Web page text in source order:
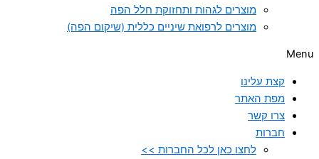
מוצרים לגהות ותחזוקת חלל הפה
מוצרים לרפואת שיניים כללית (שיקום הפה)
Menu
קצת עלינו
מפת האתר
צרו קשר
חברות
לחצו כאן לכל החברות >>